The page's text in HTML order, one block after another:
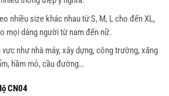
nhiều size khác nhau từ S, M, L cho đến XL,
mọi dáng người từ nam đến nữ.
như nhà máy, xây dựng, công trường, xăng
hầm mỏ, cầu đường…
CN04